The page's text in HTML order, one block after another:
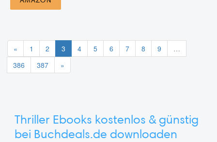
« 1 2 3 4 5 6 7 8 9
…
386
387 »
Thriller Ebooks kostenlos & günstig
bei Buchdeals.de downloaden